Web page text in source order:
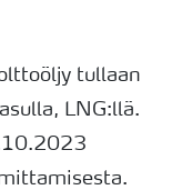
tullaan
LNG:llä.